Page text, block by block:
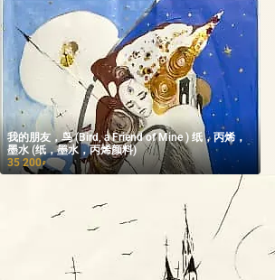
我的朋友，鸟 (Bird, a Friend of Mine ) 纸，丙烯，
墨水 (纸，墨水，丙烯颜料)
35 200₽